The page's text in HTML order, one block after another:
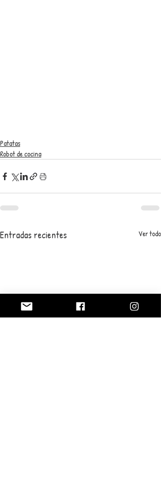
Patatas
Robot de cocina
Entradas recientes Ver todo